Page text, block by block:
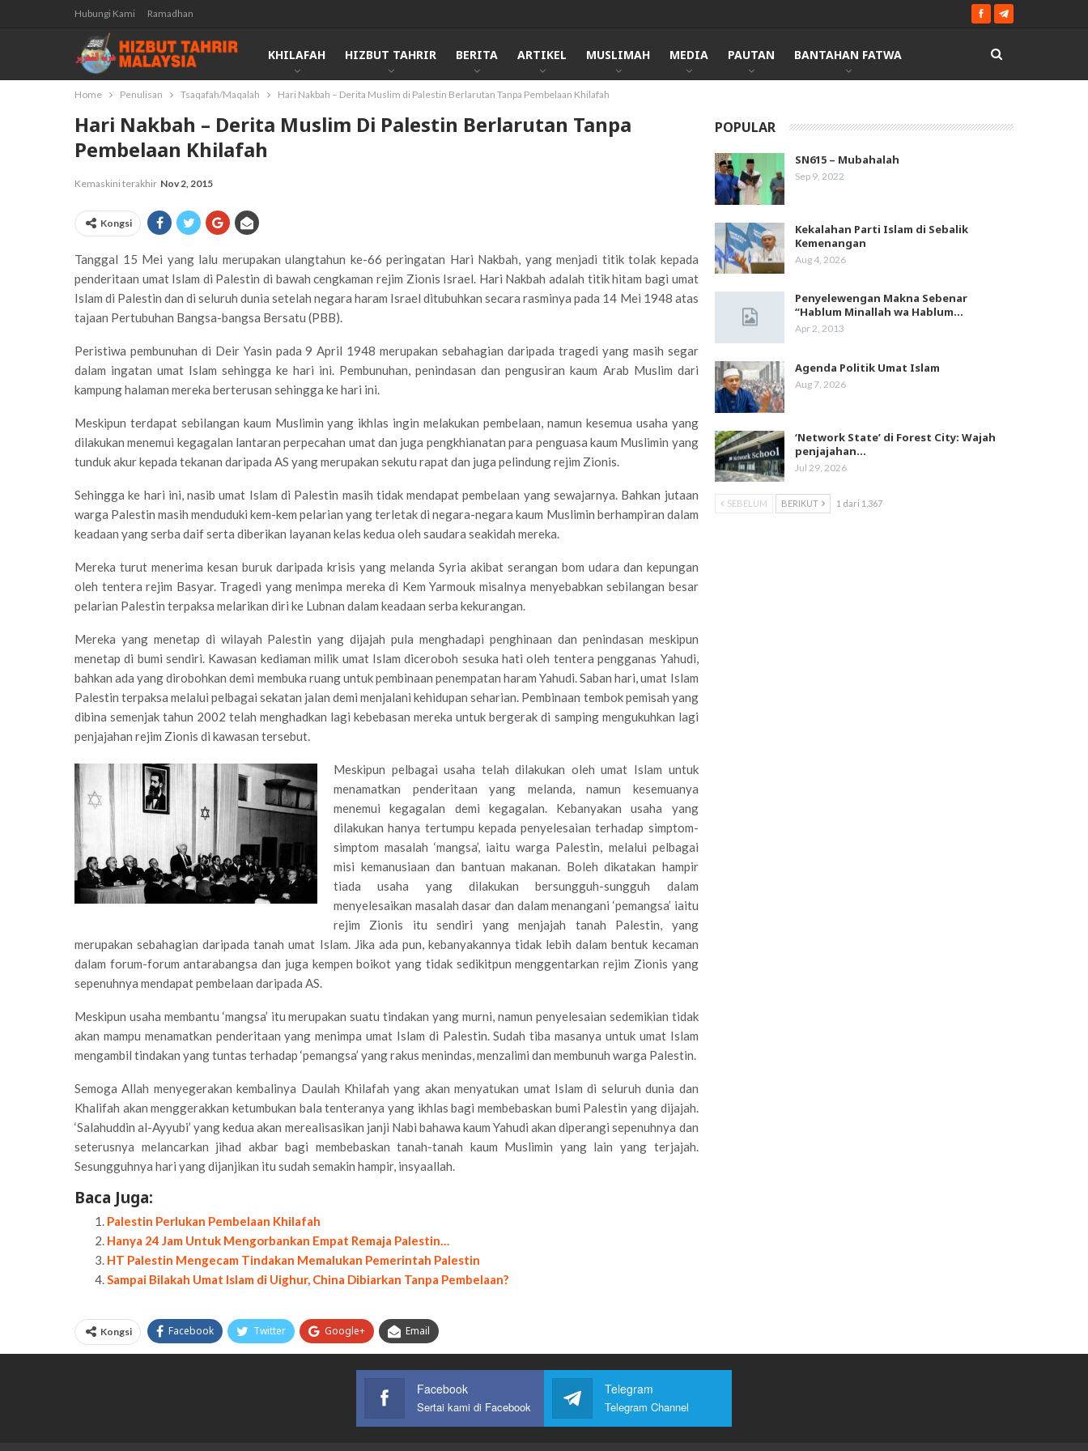
Hubungi Kami Ramadhan
KHILAFAH HIZBUT TAHRIR BERITA ARTIKEL MUSLIMAH MEDIA PAUTAN BANTAHAN FATWA
Home Penulisan Tsaqafah/Maqalah Hari Nakbah – Derita Muslim di Palestin Berlarutan Tanpa Pembelaan Khilafah
Hari Nakbah – Derita Muslim Di Palestin Berlarutan Tanpa
Pembelaan Khilafah
Kemaskini terakhir Nov 2, 2015
Kongsi
Tanggal 15 Mei yang lalu merupakan ulangtahun ke-66 peringatan Hari Nakbah, yang menjadi titik tolak kepada
penderitaan umat Islam di Palestin di bawah cengkaman rejim Zionis Israel. Hari Nakbah adalah titik hitam bagi umat
Islam di Palestin dan di seluruh dunia setelah negara haram Israel ditubuhkan secara rasminya pada 14 Mei 1948 atas
tajaan Pertubuhan Bangsa-bangsa Bersatu (PBB).
Peristiwa pembunuhan di Deir Yasin pada 9 April 1948 merupakan sebahagian daripada tragedi yang masih segar
dalam ingatan umat Islam sehingga ke hari ini. Pembunuhan, penindasan dan pengusiran kaum Arab Muslim dari
kampung halaman mereka berterusan sehingga ke hari ini.
Meskipun terdapat sebilangan kaum Muslimin yang ikhlas ingin melakukan pembelaan, namun kesemua usaha yang
dilakukan menemui kegagalan lantaran perpecahan umat dan juga pengkhianatan para penguasa kaum Muslimin yang
tunduk akur kepada tekanan daripada AS yang merupakan sekutu rapat dan juga pelindung rejim Zionis.
Sehingga ke hari ini, nasib umat Islam di Palestin masih tidak mendapat pembelaan yang sewajarnya. Bahkan jutaan
warga Palestin masih menduduki kem-kem pelarian yang terletak di negara-negara kaum Muslimin berhampiran dalam
keadaan yang serba daif serta diberikan layanan kelas kedua oleh saudara seakidah mereka.
Mereka turut menerima kesan buruk daripada krisis yang melanda Syria akibat serangan bom udara dan kepungan
oleh tentera rejim Basyar. Tragedi yang menimpa mereka di Kem Yarmouk misalnya menyebabkan sebilangan besar
pelarian Palestin terpaksa melarikan diri ke Lubnan dalam keadaan serba kekurangan.
Mereka yang menetap di wilayah Palestin yang dijajah pula menghadapi penghinaan dan penindasan meskipun
menetap di bumi sendiri. Kawasan kediaman milik umat Islam diceroboh sesuka hati oleh tentera pengganas Yahudi,
bahkan ada yang dirobohkan demi membuka ruang untuk pembinaan penempatan haram Yahudi. Saban hari, umat Islam
Palestin terpaksa melalui pelbagai sekatan jalan demi menjalani kehidupan seharian. Pembinaan tembok pemisah yang
dibina semenjak tahun 2002 telah menghadkan lagi kebebasan mereka untuk bergerak di samping mengukuhkan lagi
penjajahan rejim Zionis di kawasan tersebut.
Meskipun pelbagai usaha telah dilakukan oleh umat Islam untuk
menamatkan penderitaan yang melanda, namun kesemuanya
menemui kegagalan demi kegagalan. Kebanyakan usaha yang
dilakukan hanya tertumpu kepada penyelesaian terhadap simptom-
simptom masalah ‘mangsa’, iaitu warga Palestin, melalui pelbagai
misi kemanusiaan dan bantuan makanan. Boleh dikatakan hampir
tiada usaha yang dilakukan bersungguh-sungguh dalam
menyelesaikan masalah dasar dan dalam menangani ‘pemangsa’ iaitu
rejim Zionis itu sendiri yang menjajah tanah Palestin, yang
merupakan sebahagian daripada tanah umat Islam. Jika ada pun, kebanyakannya tidak lebih dalam bentuk kecaman
dalam forum-forum antarabangsa dan juga kempen boikot yang tidak sedikitpun menggentarkan rejim Zionis yang
sepenuhnya mendapat pembelaan daripada AS.
Meskipun usaha membantu ‘mangsa’ itu merupakan suatu tindakan yang murni, namun penyelesaian sedemikian tidak
akan mampu menamatkan penderitaan yang menimpa umat Islam di Palestin. Sudah tiba masanya untuk umat Islam
mengambil tindakan yang tuntas terhadap ‘pemangsa’ yang rakus menindas, menzalimi dan membunuh warga Palestin.
Semoga Allah menyegerakan kembalinya Daulah Khilafah yang akan menyatukan umat Islam di seluruh dunia dan
Khalifah akan menggerakkan ketumbukan bala tenteranya yang ikhlas bagi membebaskan bumi Palestin yang dijajah.
‘Salahuddin al-Ayyubi’ yang kedua akan merealisasikan janji Nabi bahawa kaum Yahudi akan diperangi sepenuhnya dan
seterusnya melancarkan jihad akbar bagi membebaskan tanah-tanah kaum Muslimin yang lain yang terjajah.
Sesungguhnya hari yang dijanjikan itu sudah semakin hampir, insyaallah.
Baca Juga:
Palestin Perlukan Pembelaan Khilafah
Hanya 24 Jam Untuk Mengorbankan Empat Remaja Palestin…
HT Palestin Mengecam Tindakan Memalukan Pemerintah Palestin
Sampai Bilakah Umat Islam di Uighur, China Dibiarkan Tanpa Pembelaan?
Kongsi Facebook Twitter Google+ Email
POPULAR
SN615 – Mubahalah
Sep 9, 2022
Kekalahan Parti Islam di Sebalik
Kemenangan
Aug 4, 2026
Penyelewengan Makna Sebenar
“Hablum Minallah wa Hablum…
Apr 2, 2013
Agenda Politik Umat Islam
Aug 7, 2026
‘Network State’ di Forest City: Wajah
penjajahan…
Jul 29, 2026
SEBELUM BERIKUT 1 dari 1,367
Facebook
Sertai kami di Facebook
Telegram
Telegram Channel